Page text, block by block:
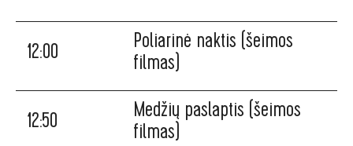
12:00
Poliarinė naktis (šeimos
filmas)
12:50
Medžių paslaptis (šeimos
filmas)